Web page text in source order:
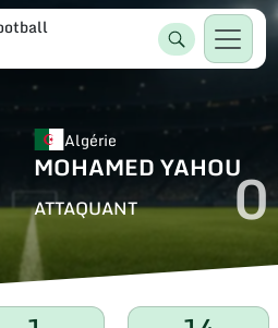
Algérie
MOHAMED YAHOU
ATTAQUANT 0